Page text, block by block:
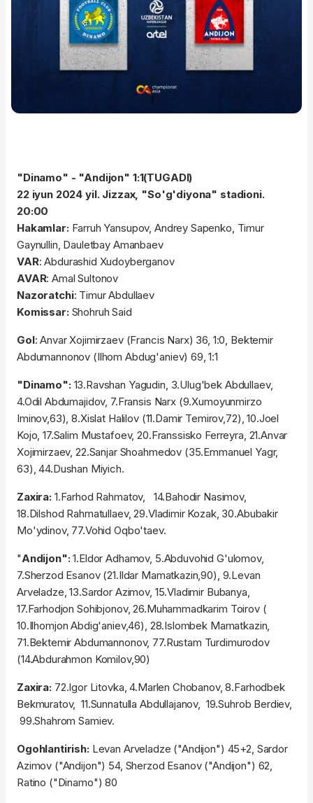
"Dinamo" - "Andijon" 1:1(TUGADI)
22 iyun 2024 yil. Jizzax, "So'g'diyona" stadioni.
20:00
Hakamlar:Farruh Yansupov, Andrey Sapenko, Timur
Gaynullin, Dauletbay Amanbaev
VAR: Abdurashid Xudoyberganov
AVAR: Amal Sultonov
Nazoratchi: Timur Abdullaev
Komissar:Shohruh Said
Gol: Anvar Xojimirzaev (Francis Narx) 36, 1:0, Bektemir
Abdumannonov (Ilhom Abdug'aniev) 69, 1:1
"Dinamo":13.Ravshan Yagudin, 3.Ulug'bek Abdullaev,
4.Odil Abdumajidov, 7.Fransis Narx (9.Xumoyunmirzo
Iminov,63), 8.Xislat Halilov (11.Damir Temirov,72), 10.Joel
Kojo, 17.Salim Mustafoev, 20.Franssisko Ferreyra, 21.Anvar
Xojimirzaev, 22.Sanjar Shoahmedov (35.Emmanuel Yagr,
63), 44.Dushan Miyich.
Zaxira:1.Farhod Rahmatov, 14.Bahodir Nasimov,
18.Dilshod Rahmatullaev, 29.Vladimir Kozak, 30.Abubakir
Mo'ydinov, 77.Vohid Oqbo'taev.
"Andijon":1.Eldor Adhamov, 5.Abduvohid G'ulomov,
7.Sherzod Esanov (21.Ildar Mamatkazin,90), 9.Levan
Arveladze, 13.Sardor Azimov, 15.Vladimir Bubanya,
17.Farhodjon Sohibjonov, 26.Muhammadkarim Toirov (
10.Ilhomjon Abdig'aniev,46), 28.Islombek Mamatkazin,
71.Bektemir Abdumannonov, 77.Rustam Turdimurodov
(14.Abdurahmon Komilov,90)
Zaxira:72.Igor Litovka, 4.Marlen Chobanov, 8.Farhodbek
Bekmuratov, 11.Sunnatulla Abdullajanov, 19.Suhrob Berdiev,
99.Shahrom Samiev.
Ogohlantirish:Levan Arveladze ("Andijon") 45+2, Sardor
Azimov ("Andijon") 54, Sherzod Esanov ("Andijon") 62,
Ratino ("Dinamo") 80